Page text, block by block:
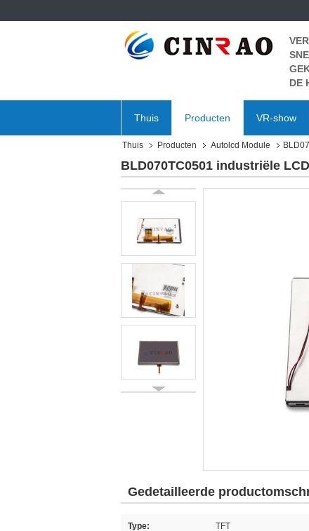
DE
Thuis Producten VR-show
Thuis Producten Autolcd Module
BLD070TC0501 industriële
Gedetailleerde
Type: TFT